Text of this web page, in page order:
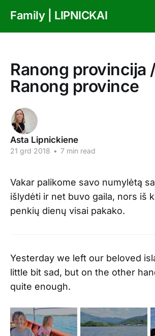
Family | LIPNICKAI
Ranong provincija
Ranong province
Asta Lipnickiene
21 grd 2018 • 7 min read
Vakar palikome savo numylėtą
išlydėti ir net buvo gaila, nors iš
penkių dienų visai pakako.
Yesterday we left our beloved
little bit sad, but on the other
quite enough.